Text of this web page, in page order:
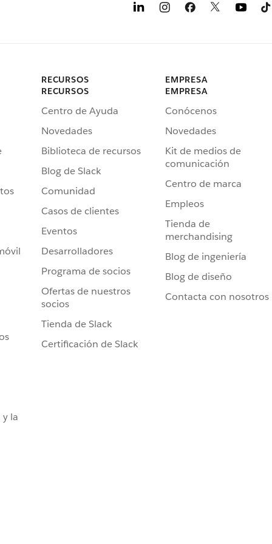
y la
RECURSOS
RECURSOS
Centro de Ayuda
Novedades
Biblioteca de recursos
Blog de Slack
Comunidad
Casos de clientes
Eventos
Desarrolladores
Programa de socios
Ofertas de nuestros
socios
Tienda de Slack
Certificación de Slack
EMPRESA
EMPRESA
Conócenos
Novedades
Kit de medios de
comunicación
Centro de marca
Empleos
Tienda de
merchandising
Blog de ingeniería
Blog de diseño
Contacta con nosotros